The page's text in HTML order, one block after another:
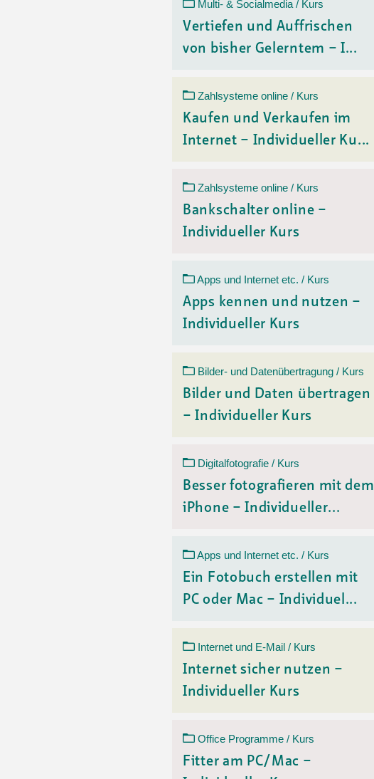
Altersstrategien und Leitbilder
Privatstunden und Support
Weitere Angebote
AGB
Multi- & Socialmedia / Kurs
Vertiefen und Auffrischen
von bisher Gelerntem – I...
Zahlsysteme online / Kurs
Kaufen und Verkaufen im
Internet – Individueller Ku...
Zahlsysteme online / Kurs
Bankschalter online –
Individueller Kurs
Apps und Internet etc. / Kurs
Apps kennen und nutzen –
Individueller Kurs
Bilder- und Datenübertragung / Kurs
Bilder und Daten übertragen
– Individueller Kurs
Digitalfotografie / Kurs
Besser fotografieren mit dem
iPhone – Individueller...
Apps und Internet etc. / Kurs
Ein Fotobuch erstellen mit
PC oder Mac – Individuel...
Internet und E-Mail / Kurs
Internet sicher nutzen –
Individueller Kurs
Office Programme / Kurs
Fitter am PC/Mac –